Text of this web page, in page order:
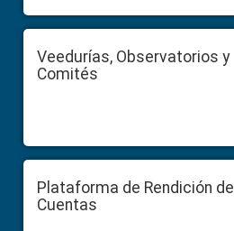
Veedurías, Observatorios y
Comités
Plataforma de Rendición de
Cuentas